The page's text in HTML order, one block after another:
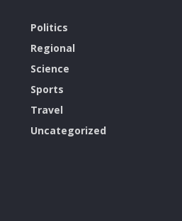
Politics
Regional
Science
Sports
Travel
Uncategorized